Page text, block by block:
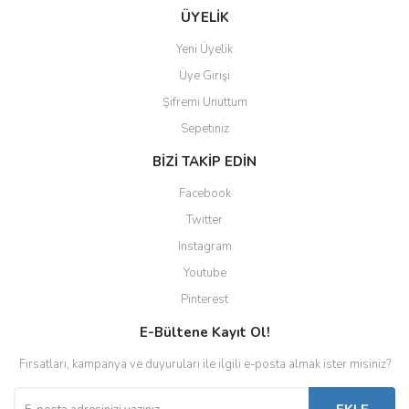
ÜYELİK
Yeni Üyelik
Üye Girişi
Şifremi Unuttum
Sepetiniz
BİZİ TAKİP EDİN
Facebook
Twitter
Instagram
Youtube
Pinterest
E-Bültene Kayıt Ol!
Fırsatları, kampanya ve duyuruları ile ilgili e-posta almak ister misiniz?